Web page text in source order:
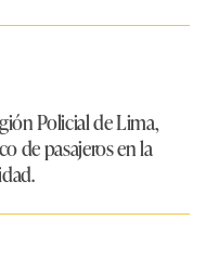
Policial de Lima,
de pasajeros en la